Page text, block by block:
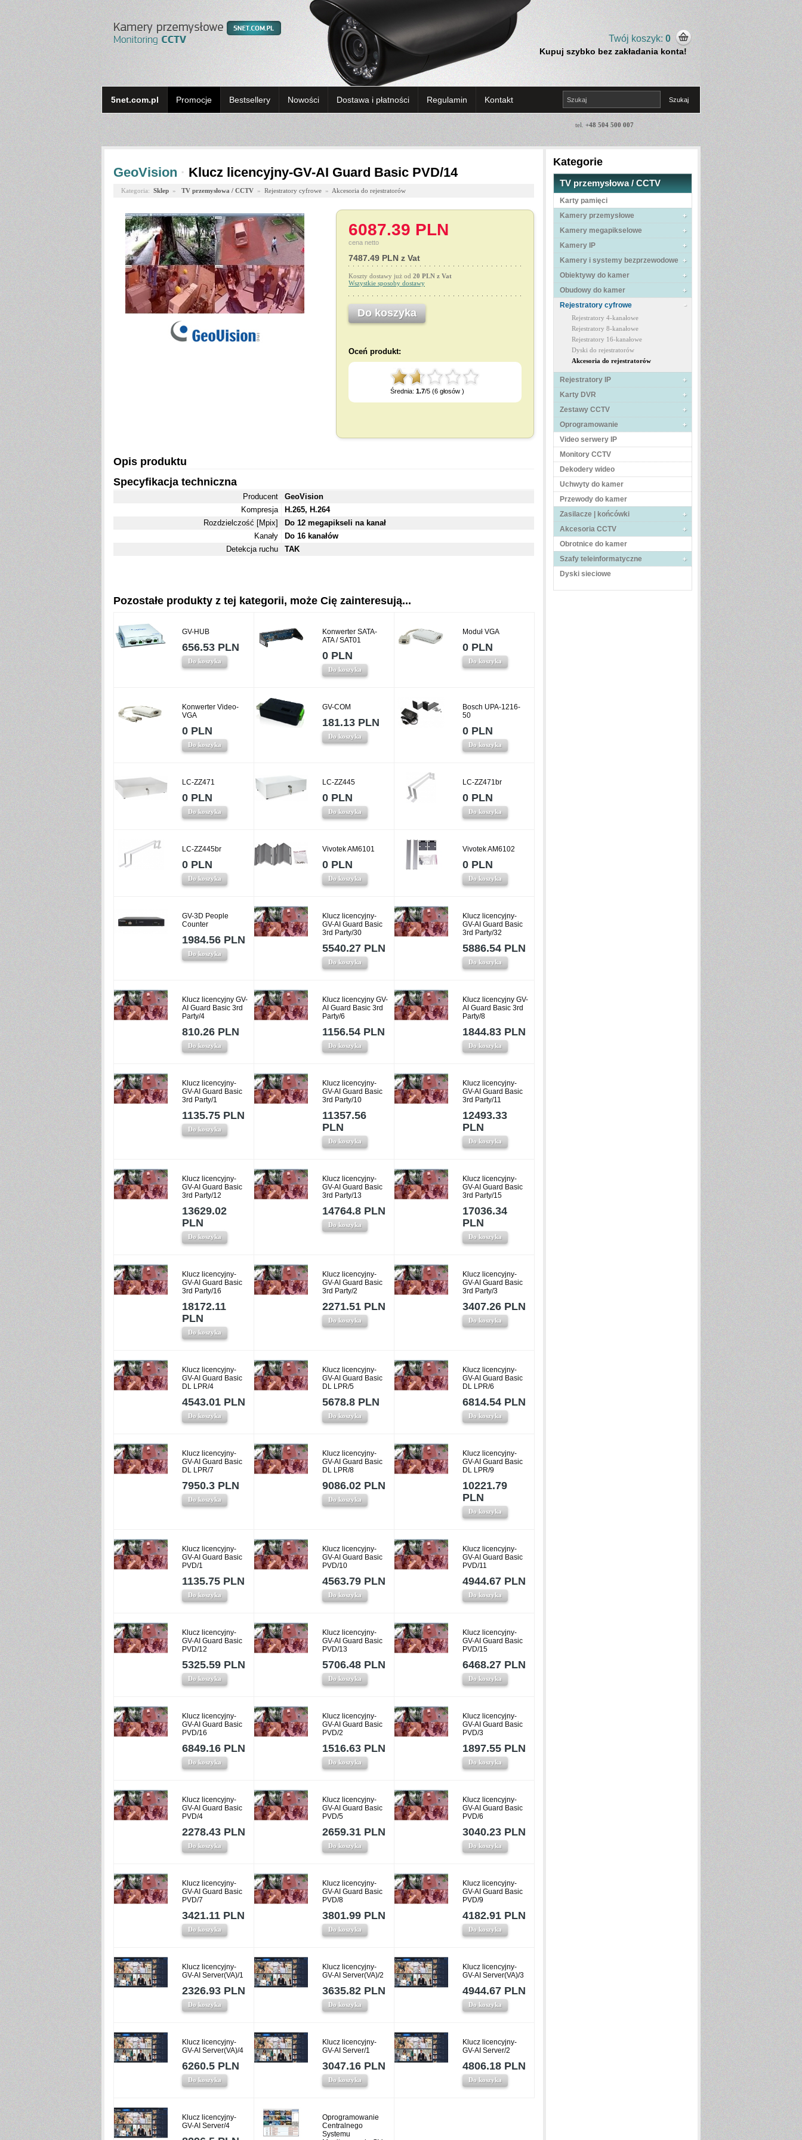
Twój koszyk: 0
Kupuj szybko bez zakładania konta!
5net.com.pl Promocje Bestsellery Nowości Dostawa i płatności Regulamin Kontakt
tel. +48 504 500 007
Kategorie
TV przemysłowa / CCTV
Karty pamięci
Kamery przemysłowe
Kamery megapikselowe
Kamery IP
Kamery i systemy bezprzewodowe
Obiektywy do kamer
Obudowy do kamer
Rejestratory cyfrowe
Rejestratory 4-kanałowe
Rejestratory 8-kanałowe
Rejestratory 16-kanałowe
Dyski do rejestratorów
Akcesoria do rejestratorów
Rejestratory IP
Karty DVR
Zestawy CCTV
Oprogramowanie
Video serwery IP
Monitory CCTV
Dekodery wideo
Uchwyty do kamer
Przewody do kamer
Zasilacze | końcówki
Akcesoria CCTV
Obrotnice do kamer
Szafy teleinformatyczne
Dyski sieciowe
GeoVision · Klucz licencyjny-GV-AI Guard Basic PVD/14
Kategoria: Sklep » TV przemysłowa / CCTV » Rejestratory cyfrowe » Akcesoria do rejestratorów
6087.39 PLN
cena netto
7487.49 PLN z Vat
Koszty dostawy już od 20 PLN z Vat
Wszystkie sposoby dostawy
Do koszyka
Oceń produkt:
Średnia: 1.7/5 (6 głosów )
Opis produktu
Specyfikacja techniczna
Producent
GeoVision
Kompresja
H.265, H.264
Rozdzielczość [Mpix]
Do 12 megapikseli na kanał
Kanały
Do 16 kanałów
Detekcja ruchu
TAK
Pozostałe produkty z tej kategorii, może Cię zainteresują...
GV-HUB
656.53 PLN
Do koszyka
Konwerter SATA-
ATA / SAT01
0 PLN
Do koszyka
Moduł VGA
0 PLN
Do koszyka
Konwerter Video-
VGA
0 PLN
Do koszyka
GV-COM
181.13 PLN
Do koszyka
Bosch UPA-1216-
50
0 PLN
Do koszyka
LC-ZZ471
0 PLN
Do koszyka
LC-ZZ445
0 PLN
Do koszyka
LC-ZZ471br
0 PLN
Do koszyka
LC-ZZ445br
0 PLN
Do koszyka
Vivotek AM6101
0 PLN
Do koszyka
Vivotek AM6102
0 PLN
Do koszyka
GV-3D People
Counter
1984.56 PLN
Do koszyka
Klucz licencyjny-
GV-AI Guard Basic
3rd Party/30
5540.27 PLN
Do koszyka
Klucz licencyjny-
GV-AI Guard Basic
3rd Party/32
5886.54 PLN
Do koszyka
Klucz licencyjny GV-
AI Guard Basic 3rd
Party/4
810.26 PLN
Do koszyka
Klucz licencyjny GV-
AI Guard Basic 3rd
Party/6
1156.54 PLN
Do koszyka
Klucz licencyjny GV-
AI Guard Basic 3rd
Party/8
1844.83 PLN
Do koszyka
Klucz licencyjny-
GV-AI Guard Basic
3rd Party/1
1135.75 PLN
Do koszyka
Klucz licencyjny-
GV-AI Guard Basic
3rd Party/10
11357.56
PLN
Do koszyka
Klucz licencyjny-
GV-AI Guard Basic
3rd Party/11
12493.33
PLN
Do koszyka
Klucz licencyjny-
GV-AI Guard Basic
3rd Party/12
13629.02
PLN
Do koszyka
Klucz licencyjny-
GV-AI Guard Basic
3rd Party/13
14764.8 PLN
Do koszyka
Klucz licencyjny-
GV-AI Guard Basic
3rd Party/15
17036.34
PLN
Do koszyka
Klucz licencyjny-
GV-AI Guard Basic
3rd Party/16
18172.11
PLN
Do koszyka
Klucz licencyjny-
GV-AI Guard Basic
3rd Party/2
2271.51 PLN
Do koszyka
Klucz licencyjny-
GV-AI Guard Basic
3rd Party/3
3407.26 PLN
Do koszyka
Klucz licencyjny-
GV-AI Guard Basic
DL LPR/4
4543.01 PLN
Do koszyka
Klucz licencyjny-
GV-AI Guard Basic
DL LPR/5
5678.8 PLN
Do koszyka
Klucz licencyjny-
GV-AI Guard Basic
DL LPR/6
6814.54 PLN
Do koszyka
Klucz licencyjny-
GV-AI Guard Basic
DL LPR/7
7950.3 PLN
Do koszyka
Klucz licencyjny-
GV-AI Guard Basic
DL LPR/8
9086.02 PLN
Do koszyka
Klucz licencyjny-
GV-AI Guard Basic
DL LPR/9
10221.79
PLN
Do koszyka
Klucz licencyjny-
GV-AI Guard Basic
PVD/1
1135.75 PLN
Do koszyka
Klucz licencyjny-
GV-AI Guard Basic
PVD/10
4563.79 PLN
Do koszyka
Klucz licencyjny-
GV-AI Guard Basic
PVD/11
4944.67 PLN
Do koszyka
Klucz licencyjny-
GV-AI Guard Basic
PVD/12
5325.59 PLN
Do koszyka
Klucz licencyjny-
GV-AI Guard Basic
PVD/13
5706.48 PLN
Do koszyka
Klucz licencyjny-
GV-AI Guard Basic
PVD/15
6468.27 PLN
Do koszyka
Klucz licencyjny-
GV-AI Guard Basic
PVD/16
6849.16 PLN
Do koszyka
Klucz licencyjny-
GV-AI Guard Basic
PVD/2
1516.63 PLN
Do koszyka
Klucz licencyjny-
GV-AI Guard Basic
PVD/3
1897.55 PLN
Do koszyka
Klucz licencyjny-
GV-AI Guard Basic
PVD/4
2278.43 PLN
Do koszyka
Klucz licencyjny-
GV-AI Guard Basic
PVD/5
2659.31 PLN
Do koszyka
Klucz licencyjny-
GV-AI Guard Basic
PVD/6
3040.23 PLN
Do koszyka
Klucz licencyjny-
GV-AI Guard Basic
PVD/7
3421.11 PLN
Do koszyka
Klucz licencyjny-
GV-AI Guard Basic
PVD/8
3801.99 PLN
Do koszyka
Klucz licencyjny-
GV-AI Guard Basic
PVD/9
4182.91 PLN
Do koszyka
Klucz licencyjny-
GV-AI Server(VA)/1
2326.93 PLN
Do koszyka
Klucz licencyjny-
GV-AI Server(VA)/2
3635.82 PLN
Do koszyka
Klucz licencyjny-
GV-AI Server(VA)/3
4944.67 PLN
Do koszyka
Klucz licencyjny-
GV-AI Server(VA)/4
6260.5 PLN
Do koszyka
Klucz licencyjny-
GV-AI Server/1
3047.16 PLN
Do koszyka
Klucz licencyjny-
GV-AI Server/2
4806.18 PLN
Do koszyka
Klucz licencyjny-
GV-AI Server/4
Oprogramowanie
Centralnego
Systemu